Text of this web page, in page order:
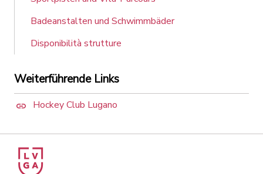
Badeanstalten und Schwimmbäder
Disponibilità strutture
Weiterführende Links
Hockey Club Lugano